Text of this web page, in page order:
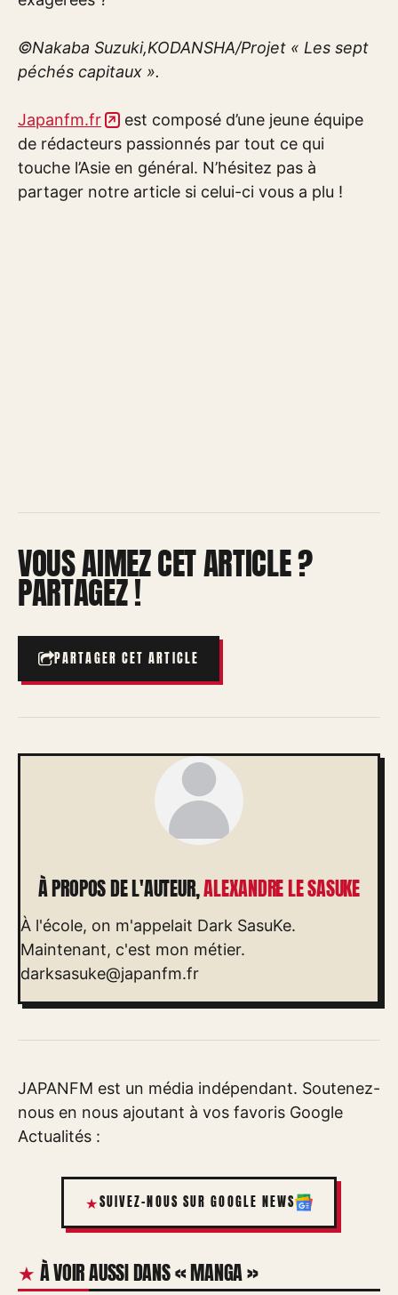
©Nakaba Suzuki,KODANSHA/Projet « Les sept
péchés capitaux ».
Japanfm.fr
est composé d’une jeune équipe
de rédacteurs passionnés par tout ce qui
touche l’Asie en général. N’hésitez pas à
partager notre article si celui-ci vous a plu !
VOUS AIMEZ CET ARTICLE ?
PARTAGEZ !
PARTAGER CET ARTICLE
À PROPOS DE L'AUTEUR,ALEXANDRE LE SASUKE
À l'école, on m'appelait Dark SasuKe.
Maintenant, c'est mon métier.
darksasuke@japanfm.fr
JAPANFM est un média indépendant. Soutenez-
nous en nous ajoutant à vos favoris Google
Actualités :
SUIVEZ-NOUS SUR GOOGLE NEWS
À VOIR AUSSI DANS « MANGA »